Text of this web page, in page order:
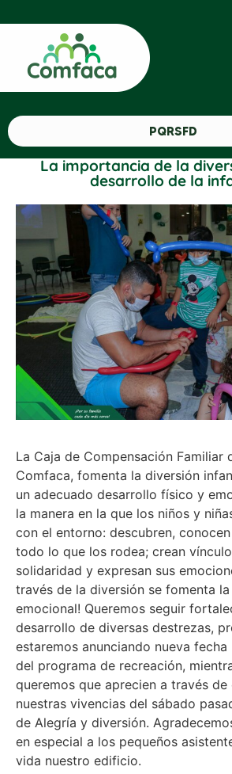
PQRSFD
La importancia de la
desarrollo de la
La Caja de Compensación Familiar
Comfaca, fomenta la diversión
un adecuado desarrollo físico y
la manera en la que los niños y
con el entorno: descubren,
todo lo que los rodea; crean
solidaridad y expresan sus
través de la diversión se fomenta
emocional! Queremos seguir
desarrollo de diversas destrezas,
estaremos anunciando nueva
del programa de recreación,
queremos que aprecien a través
nuestras vivencias del sábado
de Alegría y diversión.
en especial a los pequeños
vida nuestro edificio.